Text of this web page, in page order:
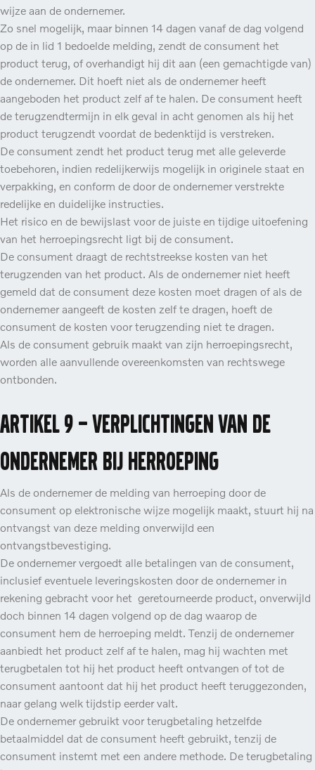
wijze aan de ondernemer.
Zo snel mogelijk, maar binnen 14 dagen vanaf de dag volgend
op de in lid 1 bedoelde melding, zendt de consument het
product terug, of overhandigt hij dit aan (een gemachtigde van)
de ondernemer. Dit hoeft niet als de ondernemer heeft
aangeboden het product zelf af te halen. De consument heeft
de terugzendtermijn in elk geval in acht genomen als hij het
product terugzendt voordat de bedenktijd is verstreken.
De consument zendt het product terug met alle geleverde
toebehoren, indien redelijkerwijs mogelijk in originele staat en
verpakking, en conform de door de ondernemer verstrekte
redelijke en duidelijke instructies.
Het risico en de bewijslast voor de juiste en tijdige uitoefening
van het herroepingsrecht ligt bij de consument.
De consument draagt de rechtstreekse kosten van het
terugzenden van het product. Als de ondernemer niet heeft
gemeld dat de consument deze kosten moet dragen of als de
ondernemer aangeeft de kosten zelf te dragen, hoeft de
consument de kosten voor terugzending niet te dragen.
Als de consument gebruik maakt van zijn herroepingsrecht,
worden alle aanvullende overeenkomsten van rechtswege
ontbonden.
Artikel 9 – Verplichtingen van de
ondernemer bij herroeping
Als de ondernemer de melding van herroeping door de
consument op elektronische wijze mogelijk maakt, stuurt hij na
ontvangst van deze melding onverwijld een
ontvangstbevestiging.
De ondernemer vergoedt alle betalingen van de consument,
inclusief eventuele leveringskosten door de ondernemer in
rekening gebracht voor het geretourneerde product, onverwijld
doch binnen 14 dagen volgend op de dag waarop de
consument hem de herroeping meldt. Tenzij de ondernemer
aanbiedt het product zelf af te halen, mag hij wachten met
terugbetalen tot hij het product heeft ontvangen of tot de
consument aantoont dat hij het product heeft teruggezonden,
naar gelang welk tijdstip eerder valt.
De ondernemer gebruikt voor terugbetaling hetzelfde
betaalmiddel dat de consument heeft gebruikt, tenzij de
consument instemt met een andere methode. De terugbetaling